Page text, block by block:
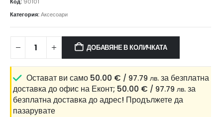
Код: 90101
Категория:Аксесоари
ДОБАВЯНЕ В КОЛИЧКАТА
Остават ви само 50.00 € / 97.79 лв. за безплатна
доставка до офис на Еконт; 50.00 € / 97.79 лв. за
безплатна доставка до адрес! Продължете да
пазарувате